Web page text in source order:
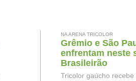
NA ARENA TRICOLOR
Grêmio e São
enfrentam neste
Brasileirão
Tricolor gaúcho